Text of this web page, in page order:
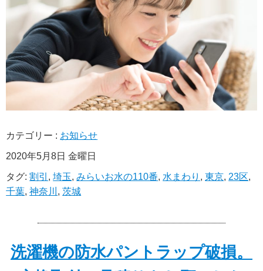
カテゴリー : お知らせ
2020年5月8日 金曜日
タグ:割引 ,埼玉,みらいお水の110番, 水まわり ,東京, 23区,
千葉,神奈川 ,茨城
洗濯機の防水パントラップ破損。